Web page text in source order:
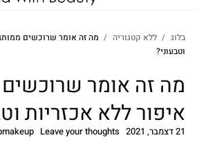
בלוג ללא קטגוריה
מה זה אומר שרוכשים
וטבעוני?
מה זה אומר
איפור ללא אכזריות
21 דצמבר, 2021
Leave your thoughts